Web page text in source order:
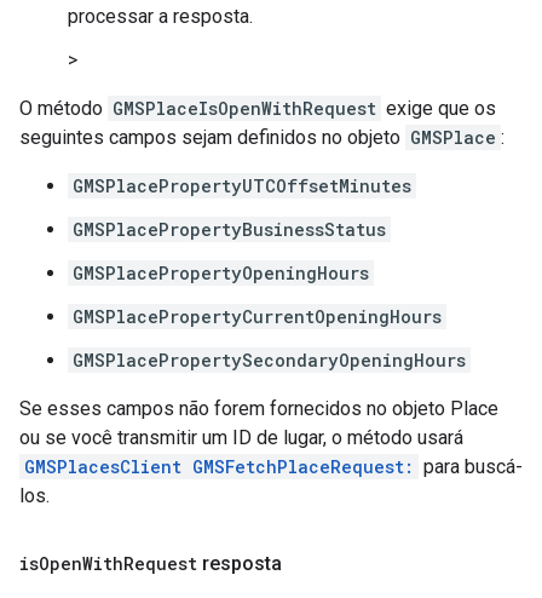
processar a resposta.
>
O método GMSPlaceIsOpenWithRequest exige que os
seguintes campos sejam definidos no objeto GMSPlace :
GMSPlacePropertyUTCOffsetMinutes
GMSPlacePropertyBusinessStatus
GMSPlacePropertyOpeningHours
GMSPlacePropertyCurrentOpeningHours
GMSPlacePropertySecondaryOpeningHours
Se esses campos não forem fornecidos no objeto Place
ou se você transmitir um ID de lugar, o método usará
GMSPlacesClient GMSFetchPlaceRequest: para buscá-
los.
isOpenWithRequest resposta